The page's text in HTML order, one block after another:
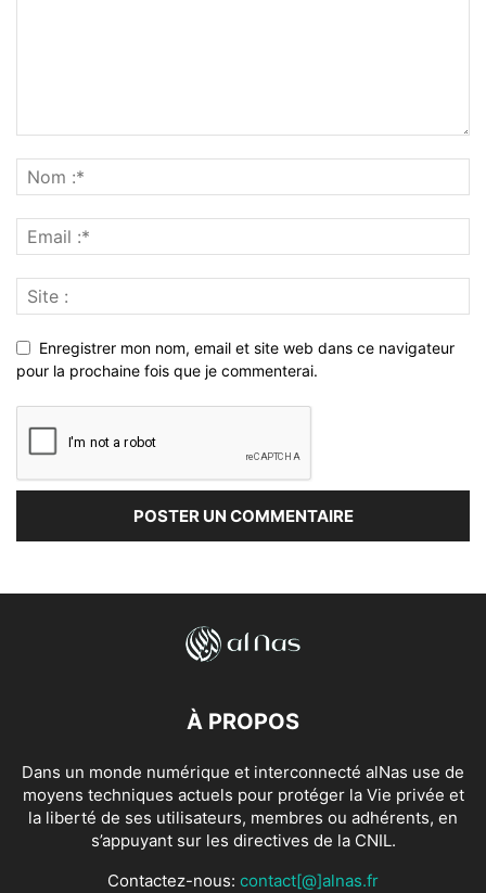
Enregistrer mon nom, email et site web dans ce navigateur
pour la prochaine fois que je commenterai.
À PROPOS
Dans un monde numérique et interconnecté alNas use de
moyens techniques actuels pour protéger la Vie privée et
la liberté de ses utilisateurs, membres ou adhérents, en
s’appuyant sur les directives de la CNIL.
Contactez-nous: contact[@]alnas.fr